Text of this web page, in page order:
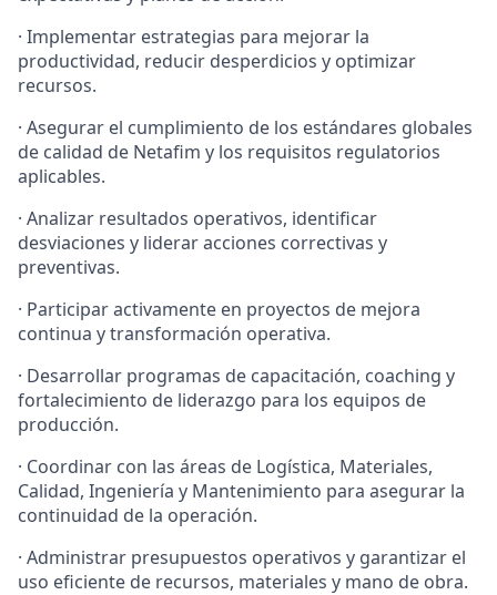
· Implementar estrategias para mejorar la
productividad, reducir desperdicios y optimizar
recursos.
· Asegurar el cumplimiento de los estándares globales
de calidad de Netafim y los requisitos regulatorios
aplicables.
· Analizar resultados operativos, identificar
desviaciones y liderar acciones correctivas y
preventivas.
· Participar activamente en proyectos de mejora
continua y transformación operativa.
· Desarrollar programas de capacitación, coaching y
fortalecimiento de liderazgo para los equipos de
producción.
· Coordinar con las áreas de Logística, Materiales,
Calidad, Ingeniería y Mantenimiento para asegurar la
continuidad de la operación.
· Administrar presupuestos operativos y garantizar el
uso eficiente de recursos, materiales y mano de obra.